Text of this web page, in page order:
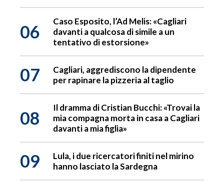
06
Caso Esposito, l’Ad Melis: «Cagliari
davanti a qualcosa di simile a un
tentativo di estorsione»
07
Cagliari, aggrediscono la dipendente
per rapinare la pizzeria al taglio
08
Il dramma di Cristian Bucchi: «Trovai la
mia compagna morta in casa a Cagliari
davanti a mia figlia»
09
Lula, i due ricercatori finiti nel mirino
hanno lasciato la Sardegna